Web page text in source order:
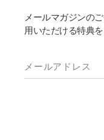
メールマガジンの
用いただける特典